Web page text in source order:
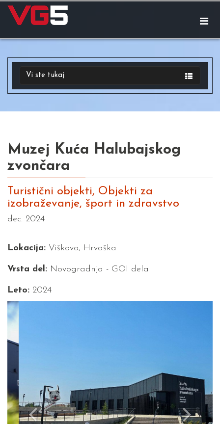
Vi ste tukaj
Muzej Kuća Halubajskog
zvončara
Turistični objekti, Objekti za
izobraževanje, šport in zdravstvo
dec. 2024
Lokacija: Viškovo, Hrvaška
Vrsta del: Novogradnja - GOI dela
Leto: 2024